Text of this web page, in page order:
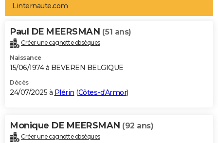
Art de vivre
Bien-être
Loisirs
Mode
Modes de vie
Alimentation
Guide de la santé
Maladies
Médicaments
Sommeil
VOYAGE
Destinations
City break
Voyage nature
Voyage de noces
Forum
Climat
+PHOTO
GUIDES D'ACHAT
BONS PLANS
Carte de Noël
Carte Bonne année
Carte Saint-Valentin
Carte Pâques
Carte d'anniversaire
DICTIONNAIRE
Linternaute.com
Paul DE MEERSMAN (51 ans)
Créer une cagnotte obsèques
Naissance
15/06/1974 à BEVEREN BELGIQUE
Décès
24/07/2025 à Plérin (Côtes-d'Armor)
Monique DE MEERSMAN (92 ans)
Créer une cagnotte obsèques